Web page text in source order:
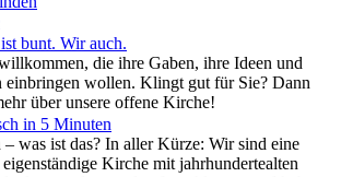
bunt. Wir auch.
die ihre Gaben, ihre Ideen und
einbringen wollen. Klingt gut für Sie? Dann
über unsere offene Kirche!
in 5 Minuten
was ist das? In aller Kürze: Wir sind eine
Kirche mit jahrhundertealten